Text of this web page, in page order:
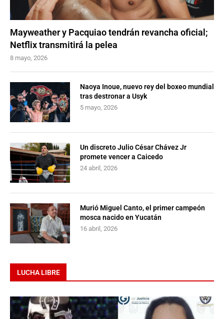
Mayweather y Pacquiao tendrán revancha oficial;
Netflix transmitirá la pelea
8 mayo, 2026
Naoya Inoue, nuevo rey del boxeo mundial
tras destronar a Usyk
5 mayo, 2026
Un discreto Julio César Chávez Jr
promete vencer a Caicedo
24 abril, 2026
Murió Miguel Canto, el primer campeón
mosca nacido en Yucatán
16 abril, 2026
LUCHA LIBRE